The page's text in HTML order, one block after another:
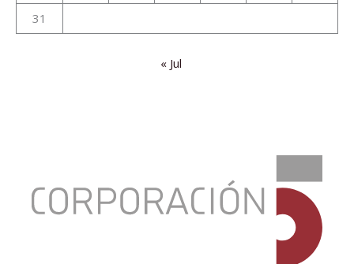
31
« Jul
DIRECTA
PARA